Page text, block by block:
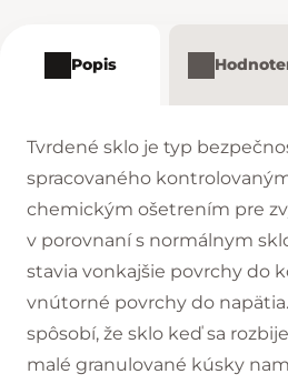
Popis
Tvrdené sklo je typ
spracovaného
chemickým ošetrením pre
v porovnaní s normálnym
stavia vonkajšie povrchy do
vnútorné povrchy do
spôsobí, že sklo keď sa
malé granulované kúsky